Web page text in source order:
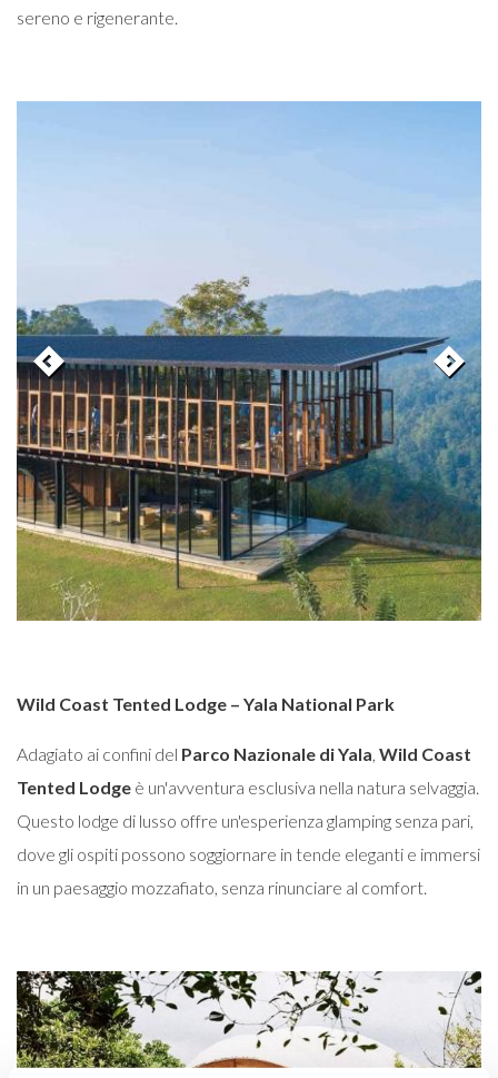
sereno e rigenerante.
Wild Coast Tented Lodge – Yala National Park
Adagiato ai confini del Parco Nazionale di Yala, Wild Coast
Tented Lodge è un'avventura esclusiva nella natura selvaggia.
Questo lodge di lusso offre un'esperienza glamping senza pari,
dove gli ospiti possono soggiornare in tende eleganti e immersi
in un paesaggio mozzafiato, senza rinunciare al comfort.